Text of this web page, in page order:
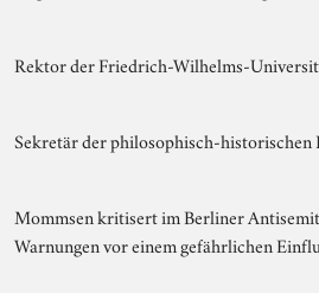
Rektor der Friedrich-Wilhelms-
Sekretär der philosophisch-historischen
Mommsen kritisert im Berliner
Warnungen vor einem gefährlichen